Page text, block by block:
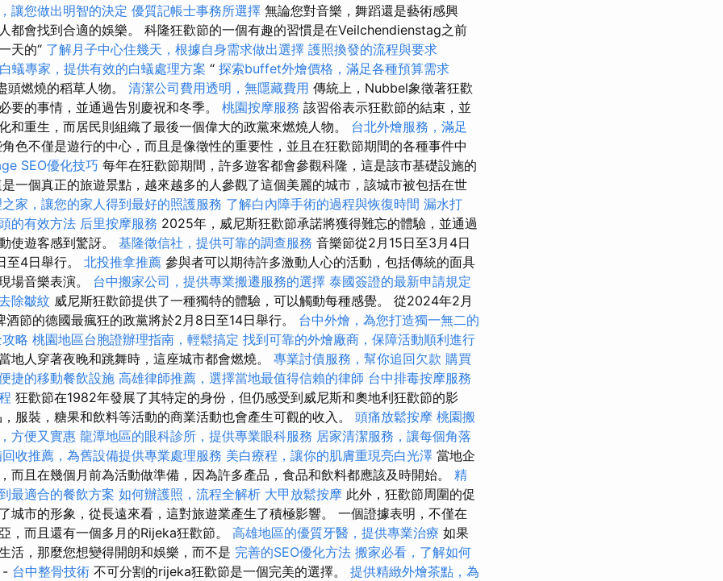
讓您做出明智的決定 優質記帳士事務所選擇 無論您對音樂，舞蹈還是藝術感興
都會找到合適的娛樂。 科隆狂歡節的一個有趣的習慣是在Veilchendienstag之前
天的“ 了解月子中心住幾天，根據自身需求做出選擇 護照換發的流程與要求
蟻專家，提供有效的白蟻處理方案 “ 探索buffet外燴價格，滿足各種預算需求
頭燃燒的稻草人物。 清潔公司費用透明，無隱藏費用 傳統上，Nubbel象徵著狂歡
要的事情，並通過告別慶祝和冬季。 桃園按摩服務 該習俗表示狂歡節的結束，並
和重生，而居民則組織了最後一個偉大的政黨來燃燒人物。 台北外燴服務，滿足
色不僅是遊行的中心，而且是像徵性的重要性，並且在狂歡節期間的各種事件中
SEO優化技巧 每年在狂歡節期間，許多遊客都會參觀科隆，這是該市基礎設施的
一個真正的旅遊景點，越來越多的人參觀了這個美麗的城市，該城市被包括在世
家，讓您的家人得到最好的照護服務 了解白內障手術的過程與恢復時間 漏水打
的有效方法 后里按摩服務 2025年，威尼斯狂歡節承諾將獲得難忘的體驗，並通過
使遊客感到驚訝。 基隆徵信社，提供可靠的調查服務 音樂節從2月15日至3月4日
至4日舉行。 北投推拿推薦 參與者可以期待許多激動人心的活動，包括傳統的面具
場音樂表演。 台中搬家公司，提供專業搬遷服務的選擇 泰國簽證的最新申請規定
除皺紋 威尼斯狂歡節提供了一種獨特的體驗，可以觸動每種感覺。 從2024年2月
酒節的德國最瘋狂的政黨將於2月8日至14日舉行。 台中外燴，為您打造獨一無二的
略 桃園地區台胞證辦理指南，輕鬆搞定 找到可靠的外燴廠商，保障活動順利進行
地人穿著夜晚和跳舞時，這座城市都會燃燒。 專業討債服務，幫你追回欠款 購買
捷的移動餐飲設施 高雄律師推薦，選擇當地最值得信賴的律師 台中排毒按摩服務
狂歡節在1982年發展了其特定的身份，但仍感受到威尼斯和奧地利狂歡節的影
服裝，糖果和飲料等活動的商業活動也會產生可觀的收入。 頭痛放鬆按摩 桃園搬
方便又實惠 龍潭地區的眼科診所，提供專業眼科服務 居家清潔服務，讓每個角落
收推薦，為舊設備提供專業處理服務 美白療程，讓你的肌膚重現亮白光澤 當地企
而且在幾個月前為活動做準備，因為許多產品，食品和飲料都應該及時開始。 精
最適合的餐飲方案 如何辦護照，流程全解析 大甲放鬆按摩 此外，狂歡節周圍的促
城市的形象，從長遠來看，這對旅遊業產生了積極影響。 一個證據表明，不僅在
，而且還有一個多月的Rijeka狂歡節。 高雄地區的優質牙醫，提供專業治療 如果
活，那麼您想變得開朗和娛樂，而不是 完善的SEO優化方法 搬家必看，了解如何
- 台中整骨技術 不可分割的rijeka狂歡節是一個完美的選擇。 提供精緻外燴茶點，為